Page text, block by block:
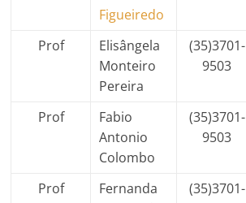
Figueiredo
Prof
Elisângela
Monteiro
Pereira
(35)3701-
9503
Prof
Fabio
Antonio
Colombo
(35)3701-
9503
Prof
Fernanda
(35)3701-